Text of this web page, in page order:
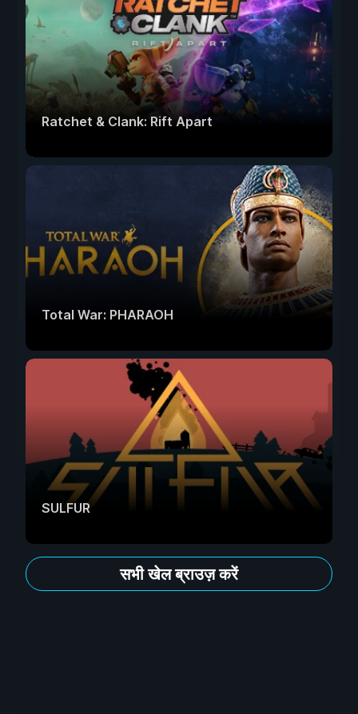
Ratchet & Clank: Rift Apart
Total War: PHARAOH
SULFUR
सभी खेल ब्राउज़ करें